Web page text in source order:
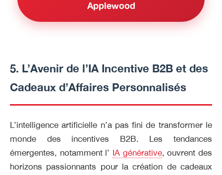
Applewood
5. L’Avenir de l’IA Incentive B2B et des
Cadeaux d’Affaires Personnalisés
L’intelligence artificielle n’a pas fini de transformer le
monde des incentives B2B. Les tendances
émergentes, notamment l’ IA générative, ouvrent des
horizons passionnants pour la création de cadeaux